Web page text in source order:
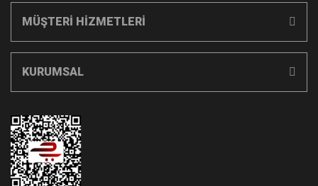
MÜŞTERİ HİZMETLERİ
KURUMSAL